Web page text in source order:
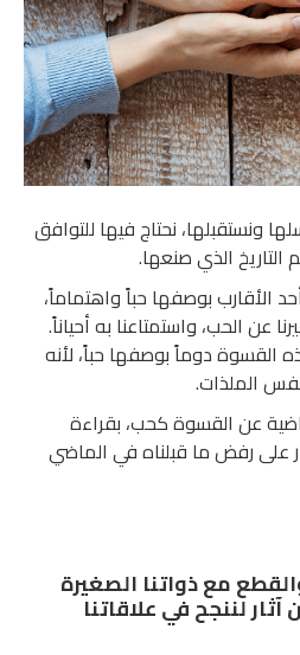
ونستقبلها، نحتاج فيها للتوافق
التاريخ الذي صنعها.
الأقارب بوصفها حباً واهتماماً،
عن الحب، واستمتاعنا به أحياناً.
القسوة دوماً بوصفها حباً، لأنه
الملذات.
عن القسوة كحب، بقراءة
على رفض ما قبلناه في الماضي
مع ذواتنا الصغيرة
لننجح في علاقاتنا